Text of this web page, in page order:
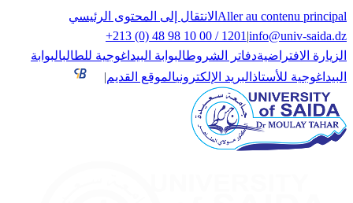
Aller au contenu principal الانتقال إلى المحتوى الرئيسي
info@univ-saida.dz
|
+213 (0) 48 98 10 00 / 1201
الزيارة الافتراضيةدفاتر الشروطالبوابة البيداغوجية للطالبالبوابة
البيداغوجية للأستاذ البريد الإلكترونيالموقع القديم|